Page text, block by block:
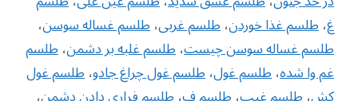
غ،طلسم غذا خوردن،طلسم غربی،طلسم غساله سوسن،
طلسم غساله سوسن چیست،طلسم غلبه بر دشمن،طلسم
غم وا شده،طلسم غول،طلسم غول چراغ جادو،طلسم غول